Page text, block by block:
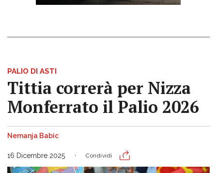
PALIO DI ASTI
Tittia correrà per Nizza
Monferrato il Palio 2026
Nemanja Babic
16 Dicembre 2025 Condividi